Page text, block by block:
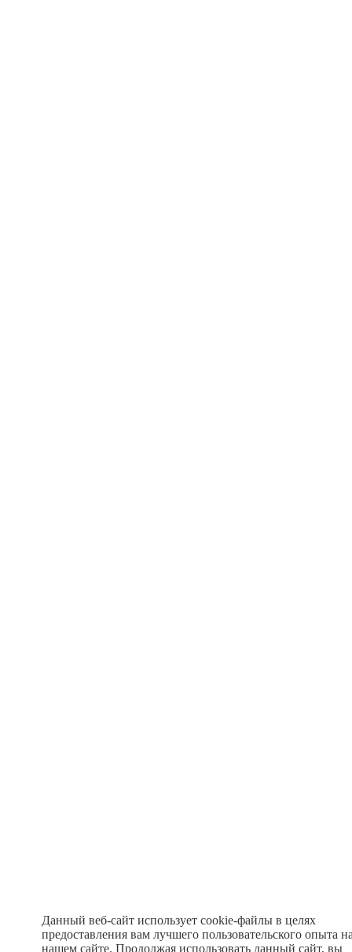
Данный веб-сайт использует cookie-файлы в целях
предоставления вам лучшего пользовательского опыта
нашем сайте. Продолжая использовать данный сайт, вы